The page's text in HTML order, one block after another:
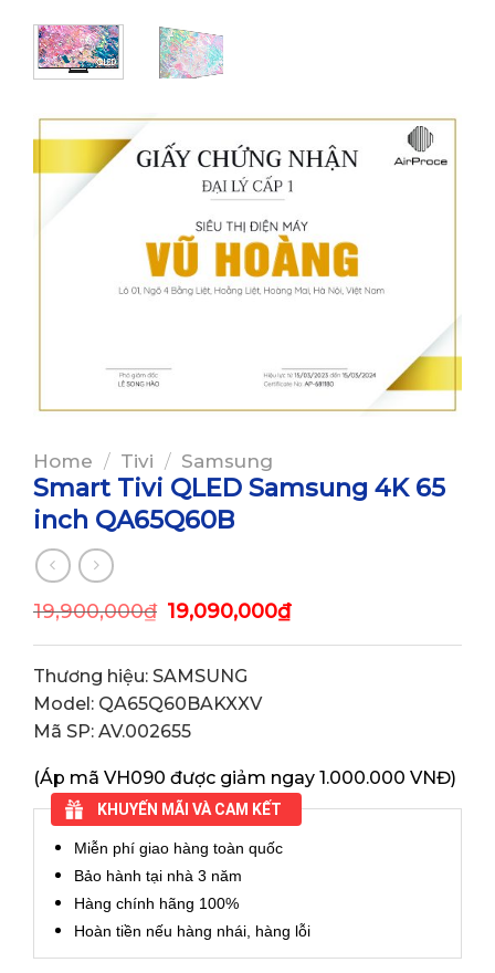
Home / Tivi / Samsung
Smart Tivi QLED Samsung 4K 65
inch QA65Q60B
19,900,000₫ 19,090,000₫
Thương hiệu: SAMSUNG
Model: QA65Q60BAKXXV
Mã SP: AV.002655
(Áp mã VH090 được giảm ngay 1.000.000 VNĐ)
KHUYẾN MÃI VÀ CAM KẾT
Miễn phí giao hàng toàn quốc
Bảo hành tại nhà 3 năm
Hàng chính hãng 100%
Hoàn tiền nếu hàng nhái, hàng lỗi